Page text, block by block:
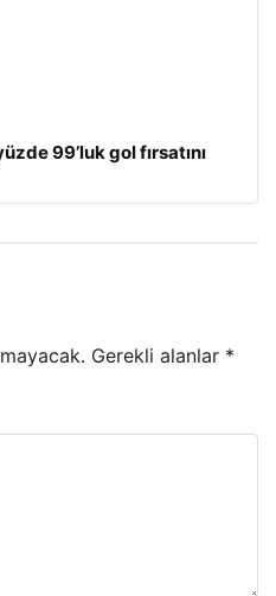
99’luk gol fırsatını
Gerekli alanlar *